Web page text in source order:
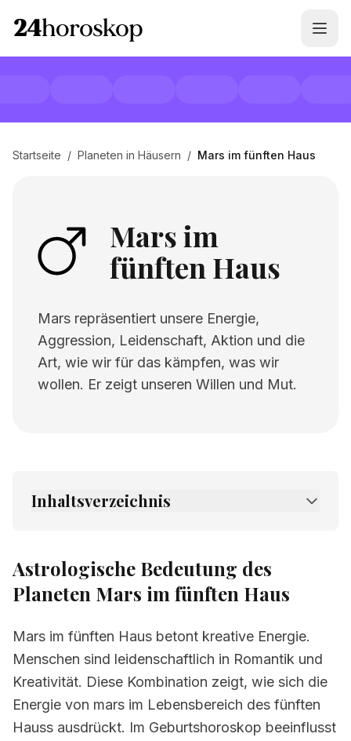
Startseite / Planeten in Häusern / Mars im fünften Haus
Mars im
fünften Haus
Mars repräsentiert unsere Energie,
Aggression, Leidenschaft, Aktion und die
Art, wie wir für das kämpfen, was wir
wollen. Er zeigt unseren Willen und Mut.
Inhaltsverzeichnis
2. Verwandte Seiten
Astrologische Bedeutung des
Planeten Mars im fünften Haus
Mars im fünften Haus betont kreative Energie.
Menschen sind leidenschaftlich in Romantik und
Kreativität. Diese Kombination zeigt, wie sich die
Energie von mars im Lebensbereich des fünften
Hauss ausdrückt. Im Geburtshoroskop beeinflusst